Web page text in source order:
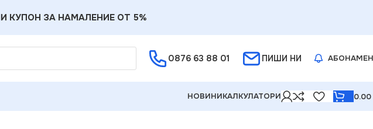
КУПОН ЗА НАМАЛЕНИЕ ОТ 5%
0876 63 88 01 ПИШИ НИ
НОВИНИКАЛКУЛАТОРИ 0.00